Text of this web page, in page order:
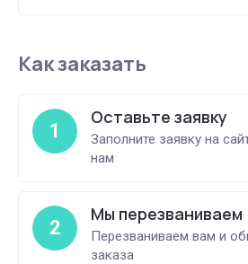
Как заказать
1
Оставьте заявку
Заполните заявку на
нам
2
Мы перезваниваем
Перезваниваем вам и
заказа